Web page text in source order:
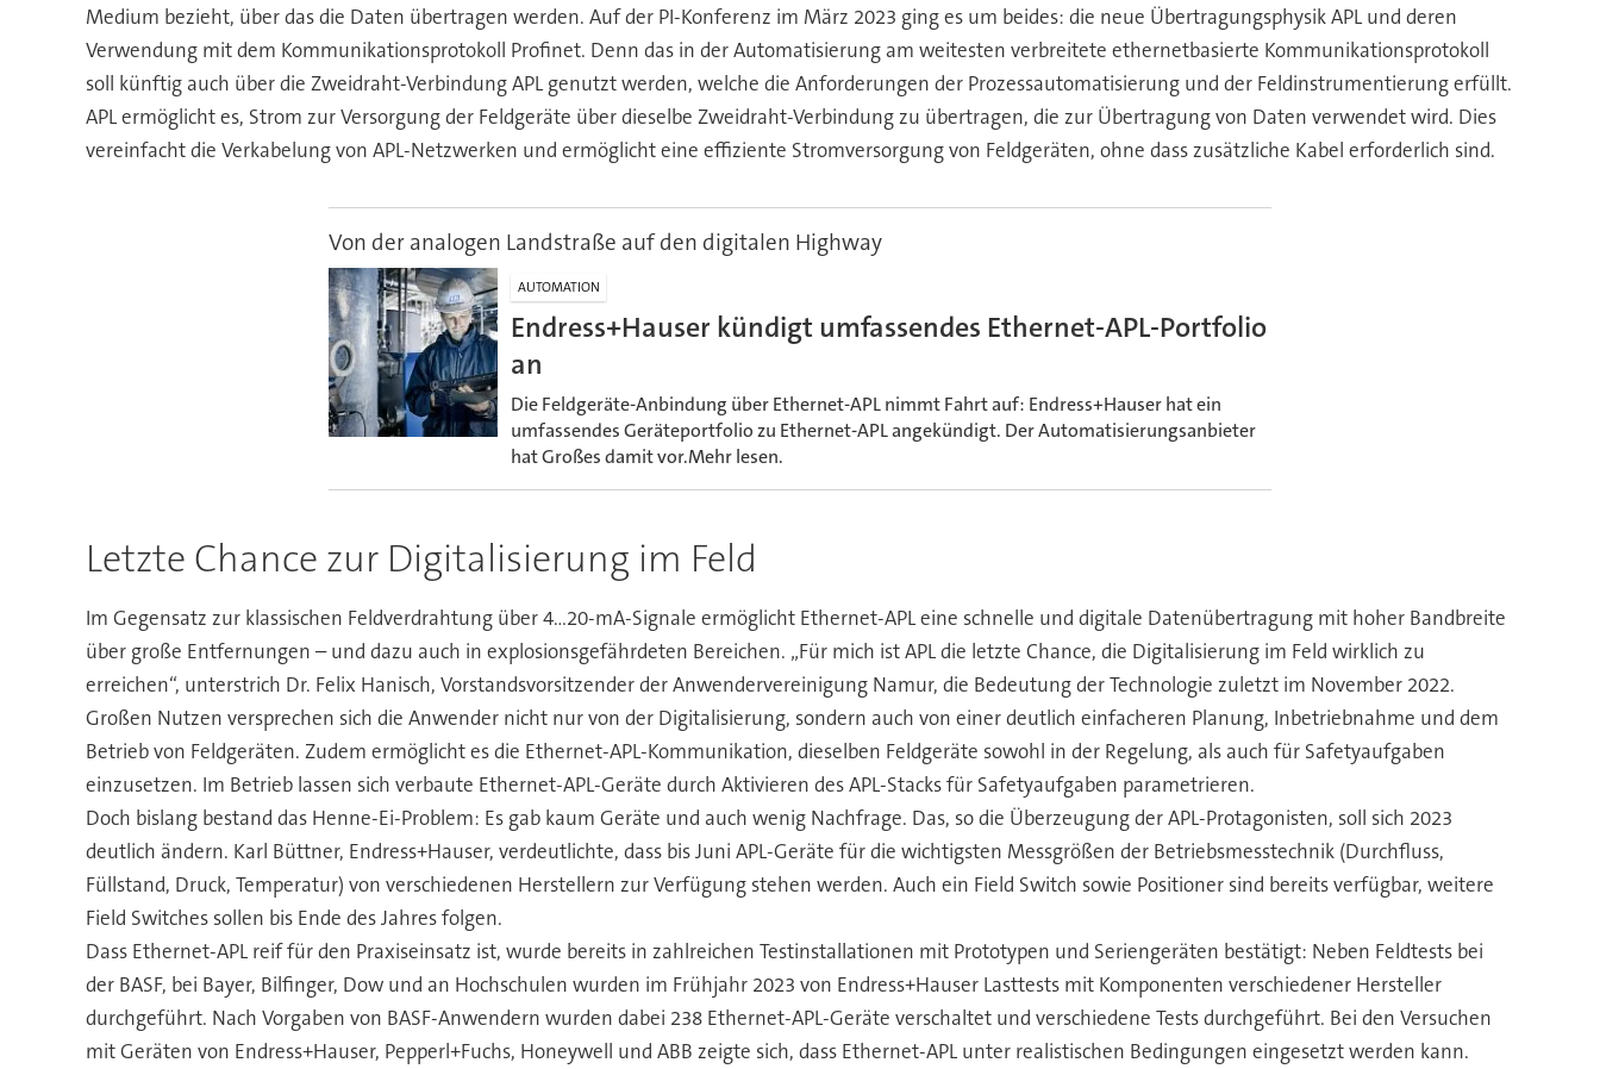
Medium bezieht, über das die Daten übertragen werden. Auf der PI-Konferenz im März 2023 ging es um beides: die neue Übertragungsphysik APL und deren
Verwendung mit dem Kommunikationsprotokoll Profinet. Denn das in der Automatisierung am weitesten verbreitete ethernetbasierte Kommunikationsprotokoll
soll künftig auch über die Zweidraht-Verbindung APL genutzt werden, welche die Anforderungen der Prozessautomatisierung und der Feldinstrumentierung erfüllt.
APL ermöglicht es, Strom zur Versorgung der Feldgeräte über dieselbe Zweidraht-Verbindung zu übertragen, die zur Übertragung von Daten verwendet wird. Dies
vereinfacht die Verkabelung von APL-Netzwerken und ermöglicht eine effiziente Stromversorgung von Feldgeräten, ohne dass zusätzliche Kabel erforderlich sind.
Von der analogen Landstraße auf den digitalen Highway
AUTOMATION
Endress+Hauser kündigt umfassendes Ethernet-APL-Portfolio
an
Die Feldgeräte-Anbindung über Ethernet-APL nimmt Fahrt auf: Endress+Hauser hat ein
umfassendes Geräteportfolio zu Ethernet-APL angekündigt. Der Automatisierungsanbieter
hat Großes damit vor.Mehr lesen.
Letzte Chance zur Digitalisierung im Feld
Im Gegensatz zur klassischen Feldverdrahtung über 4...20-mA-Signale ermöglicht Ethernet-APL eine schnelle und digitale Datenübertragung mit hoher Bandbreite
über große Entfernungen – und dazu auch in explosionsgefährdeten Bereichen. „Für mich ist APL die letzte Chance, die Digitalisierung im Feld wirklich zu
erreichen“, unterstrich Dr. Felix Hanisch, Vorstandsvorsitzender der Anwendervereinigung Namur, die Bedeutung der Technologie zuletzt im November 2022.
Großen Nutzen versprechen sich die Anwender nicht nur von der Digitalisierung, sondern auch von einer deutlich einfacheren Planung, Inbetriebnahme und dem
Betrieb von Feldgeräten. Zudem ermöglicht es die Ethernet-APL-Kommunikation, dieselben Feldgeräte sowohl in der Regelung, als auch für Safetyaufgaben
einzusetzen. Im Betrieb lassen sich verbaute Ethernet-APL-Geräte durch Aktivieren des APL-Stacks für Safetyaufgaben parametrieren.
Doch bislang bestand das Henne-Ei-Problem: Es gab kaum Geräte und auch wenig Nachfrage. Das, so die Überzeugung der APL-Protagonisten, soll sich 2023
deutlich ändern. Karl Büttner, Endress+Hauser, verdeutlichte, dass bis Juni APL-Geräte für die wichtigsten Messgrößen der Betriebsmesstechnik (Durchfluss,
Füllstand, Druck, Temperatur) von verschiedenen Herstellern zur Verfügung stehen werden. Auch ein Field Switch sowie Positioner sind bereits verfügbar, weitere
Field Switches sollen bis Ende des Jahres folgen.
Dass Ethernet-APL reif für den Praxiseinsatz ist, wurde bereits in zahlreichen Testinstallationen mit Prototypen und Seriengeräten bestätigt: Neben Feldtests bei
der BASF, bei Bayer, Bilfinger, Dow und an Hochschulen wurden im Frühjahr 2023 von Endress+Hauser Lasttests mit Komponenten verschiedener Hersteller
durchgeführt. Nach Vorgaben von BASF-Anwendern wurden dabei 238 Ethernet-APL-Geräte verschaltet und verschiedene Tests durchgeführt. Bei den Versuchen
mit Geräten von Endress+Hauser, Pepperl+Fuchs, Honeywell und ABB zeigte sich, dass Ethernet-APL unter realistischen Bedingungen eingesetzt werden kann.